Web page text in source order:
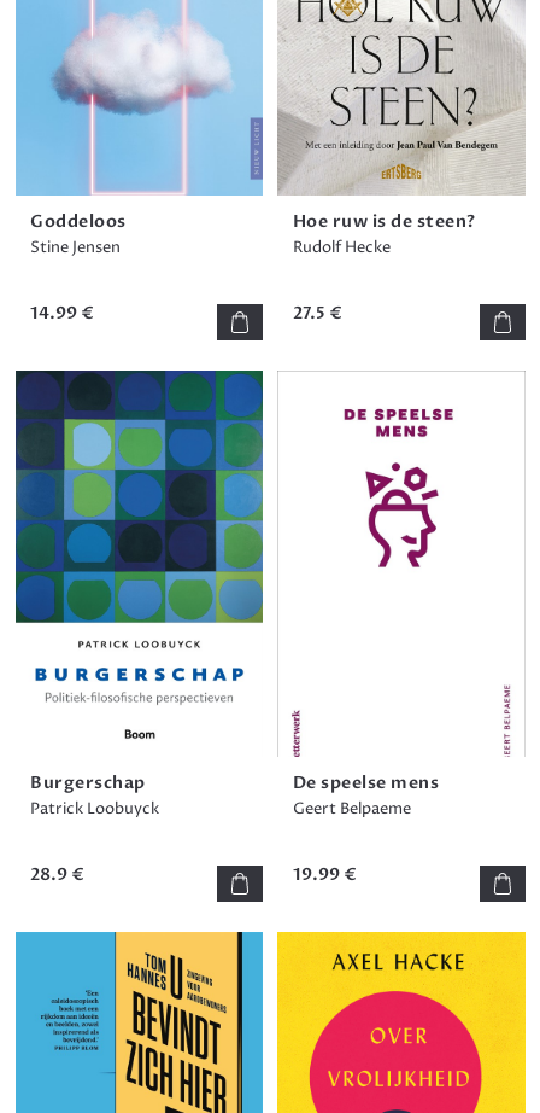
Goddeloos
Stine Jensen
14.99 €
Hoe ruw is de steen?
Rudolf Hecke
27.5 €
Burgerschap
Patrick Loobuyck
28.9 €
De speelse mens
Geert Belpaeme
19.99 €